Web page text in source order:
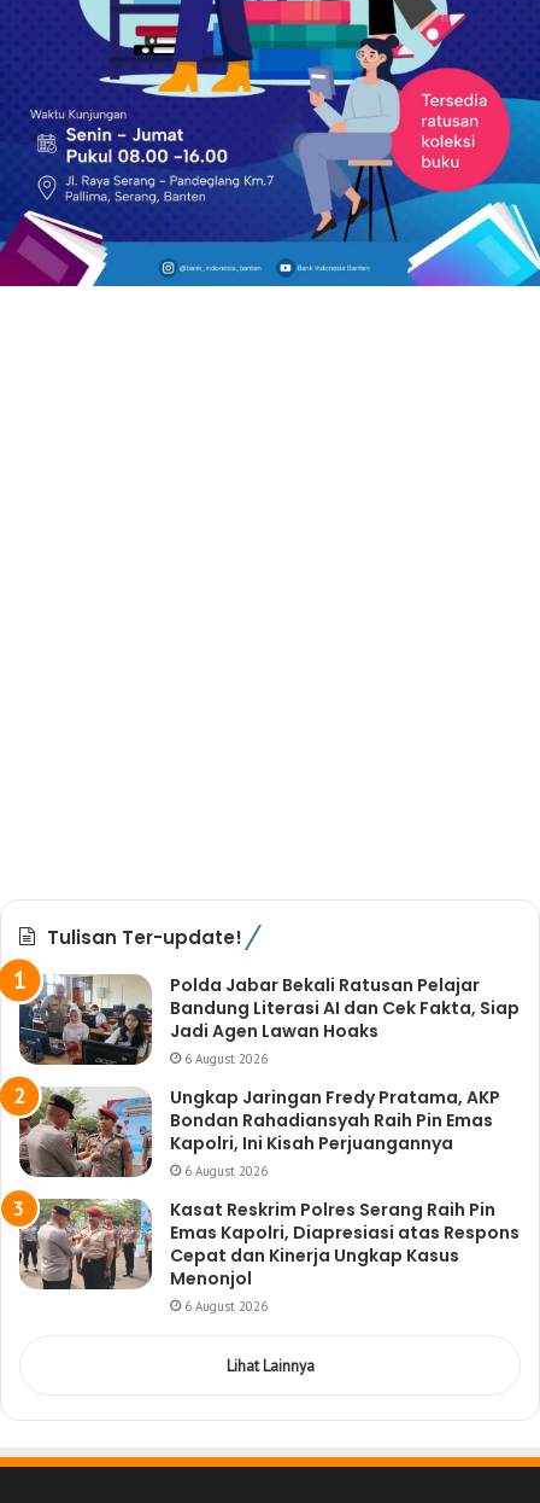
Tulisan Ter-update!
Polda Jabar Bekali Ratusan Pelajar
Bandung Literasi AI dan Cek Fakta, Siap
Jadi Agen Lawan Hoaks
6 August 2026
Ungkap Jaringan Fredy Pratama, AKP
Bondan Rahadiansyah Raih Pin Emas
Kapolri, Ini Kisah Perjuangannya
6 August 2026
Kasat Reskrim Polres Serang Raih Pin
Emas Kapolri, Diapresiasi atas Respons
Cepat dan Kinerja Ungkap Kasus
Menonjol
6 August 2026
Lihat Lainnya